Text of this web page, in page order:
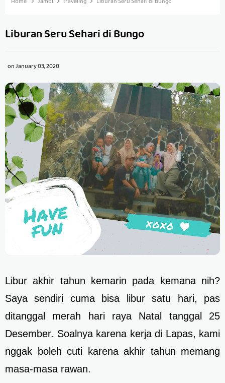
Liburan Seru Sehari di Bungo
onJanuary 03, 2020
Libur akhir tahun kemarin pada kemana nih?
Saya sendiri cuma bisa libur satu hari, pas
ditanggal merah hari raya Natal tanggal 25
Desember. Soalnya karena kerja di Lapas, kami
nggak boleh cuti karena akhir tahun memang
masa-masa rawan.